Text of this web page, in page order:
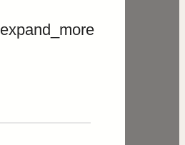
expand_more